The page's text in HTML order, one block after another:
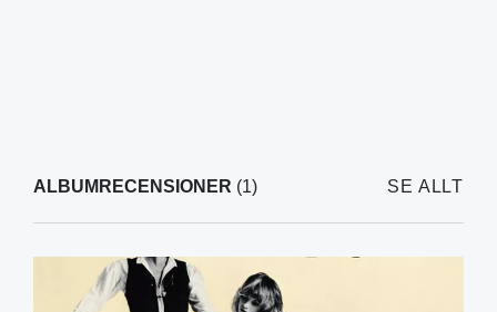
ALBUMRECENSIONER (1) SE ALLT